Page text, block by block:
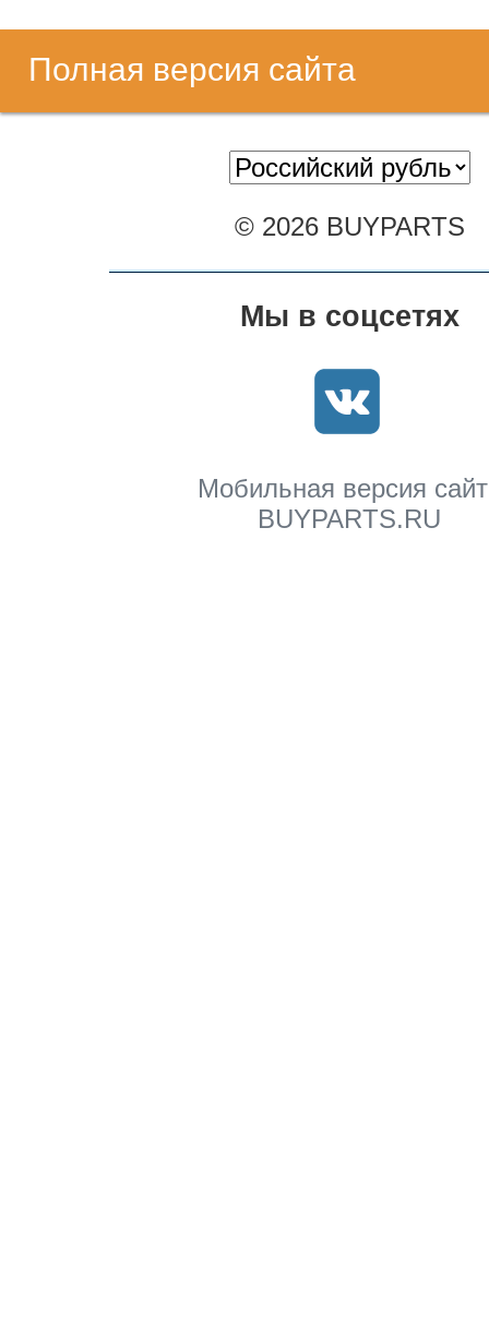
Полная версия сайта
© 2026 BUYPARTS
Мы в соцсетях
Мобильная версия
BUYPARTS.RU